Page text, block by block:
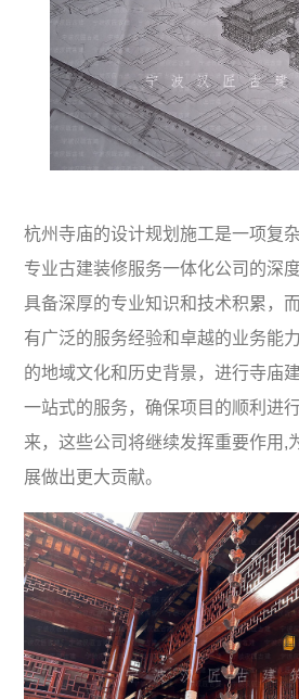
杭州寺庙的设计规划施工是一项复
专业古建装修服务一体化公司的深
具备深厚的专业知识和技术积累，
有广泛的服务经验和卓越的业务能
的地域文化和历史背景，进行寺庙
一站式的服务，确保项目的顺利进
来，这些公司将继续发挥重要作用,
展做出更大贡献。